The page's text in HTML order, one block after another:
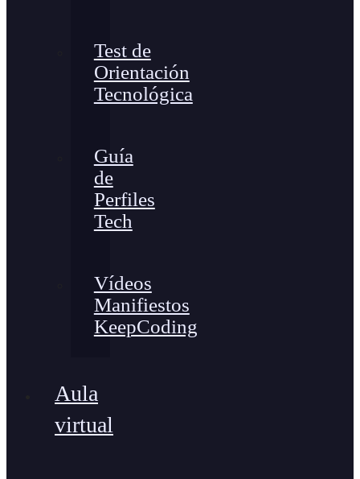
Test de
Orientación
Tecnológica
Guía
de
Perfiles
Tech
Vídeos
Manifiestos
KeepCoding
Aula
virtual